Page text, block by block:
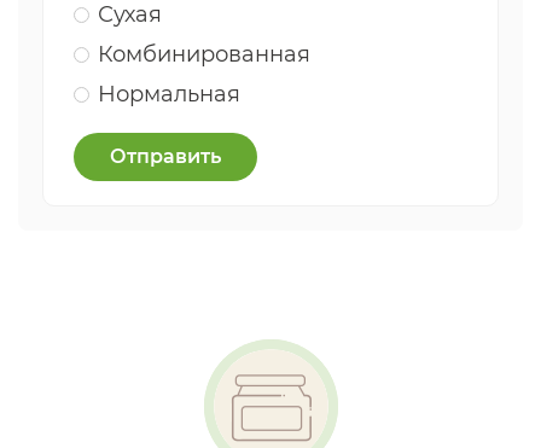
Сухая
Комбинированная
Нормальная
Отправить